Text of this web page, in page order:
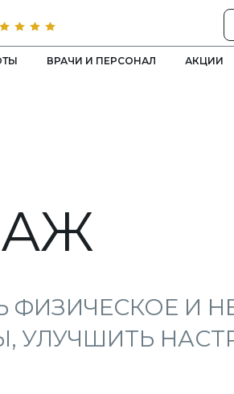
АКЦИИ
ВРАЧИ И ПЕРСОНАЛ
И
УЛУЧШИТЬ